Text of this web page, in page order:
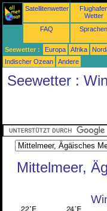
Satellitenwetter
Wetter
FAQ Sprachen
Seewetter : Europa Afrika
Indischer Ozean
Andere
Seewetter :
Mittelmeer,